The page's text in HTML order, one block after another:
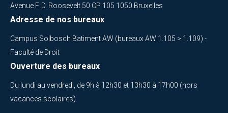
Avenue F. D. Roosevelt 50 CP 105 1050 Bruxelles
Adresse de nos bureaux
Campus Solbosch Batiment AW (bureaux AW 1.105 > 1.109) -
Faculté de Droit
Ouverture des bureaux
Du lundi au vendredi, de 9h à 12h30 et 13h30 à 17h00 (hors
vacances scolaires)